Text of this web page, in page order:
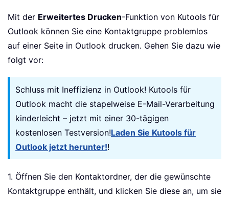
Mit der Erweitertes Drucken-Funktion von Kutools für
Outlook können Sie eine Kontaktgruppe problemlos
auf einer Seite in Outlook drucken. Gehen Sie dazu wie
folgt vor:
Schluss mit Ineffizienz in Outlook! Kutools für
Outlook macht die stapelweise E-Mail-Verarbeitung
kinderleicht – jetzt mit einer 30-tägigen
kostenlosen Testversion!Laden Sie Kutools für
Outlook jetzt herunter!!
1. Öffnen Sie den Kontaktordner, der die gewünschte
Kontaktgruppe enthält, und klicken Sie diese an, um sie